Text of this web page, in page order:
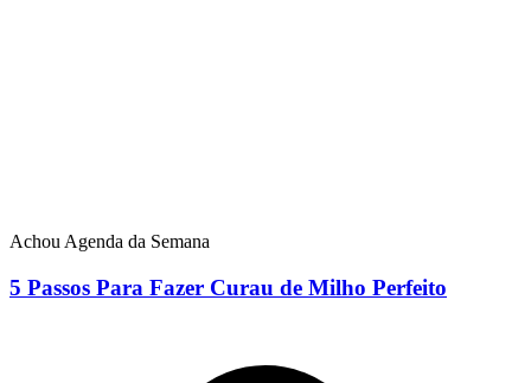
Achou Agenda da Semana
5 Passos Para Fazer Curau de Milho Perfeito